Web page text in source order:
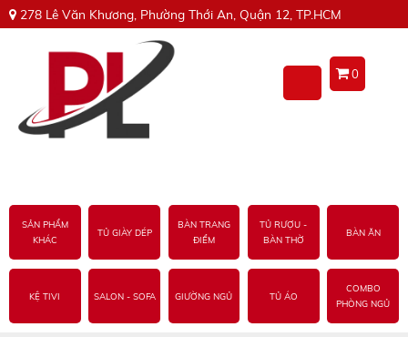
278 Lê Văn Khương, Phường Thới An, Quận 12, TP.HCM
0
SẢN PHẨM
KHÁC
TỦ GIÀY DÉP
BÀN TRANG
ĐIỂM
TỦ RƯỢU -
BÀN THỜ
BÀN ĂN
KỆ TIVI SALON - SOFA GIƯỜNG NGỦ TỦ ÁO
COMBO
PHÒNG NGỦ